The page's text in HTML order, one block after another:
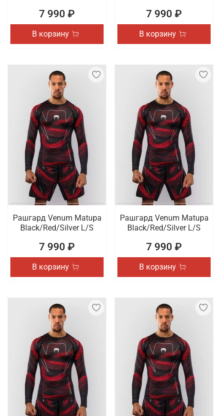
7 990 ₽
В корзину
7 990 ₽
В корзину
Рашгард Venum Matupa
Black/Red/Silver L/S
7 990 ₽
В корзину
Рашгард Venum Matupa
Black/Red/Silver L/S
7 990 ₽
В корзину